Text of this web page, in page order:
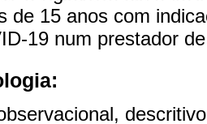
de 15 anos com
19 num prestador